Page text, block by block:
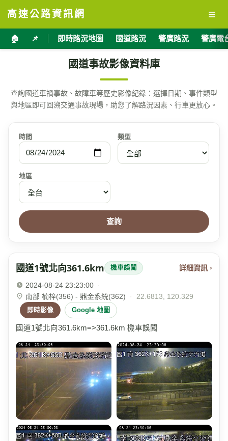
高速公路資訊網 ≡
🏠 📌 即時路況地圖 國道路況 警廣路況 警廣電
國道事故影像資料庫
查詢國道車禍事故、故障車等歷史影像紀錄：選擇日期、事件類型
與地區即可回溯交通事故現場，助您了解路況因素、行車更放心。
時間 類型
地區
查詢
國道1號北向361.6km 機車誤闖 詳細資訊 ›
2024-08-24 23:23:00
·
南部 楠梓(356) - 鼎金系統(362)
· 22.6813, 120.329
即時影像 Google 地圖
國道1號北向361.6km=>361.6km 機車誤闖